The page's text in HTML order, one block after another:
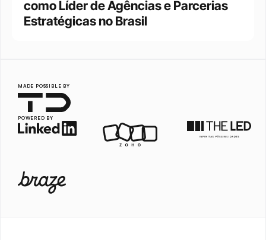
como Líder de Agências e Parcerias
Estratégicas no Brasil
MADE POSSIBLE BY
POWERED BY